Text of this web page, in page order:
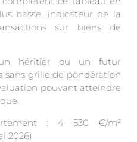
basse, indicateur de la
sur biens de
héritier ou un futur
sans grille de pondération
pouvant atteindre
: 4 530 €/m²
2026)